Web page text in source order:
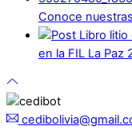
Conoce
en la FIL La Paz